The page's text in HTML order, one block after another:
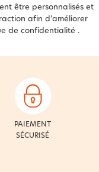
être personnalisés et
afin d’améliorer
de confidentialité .
PAIEMENT
SÉCURISÉ